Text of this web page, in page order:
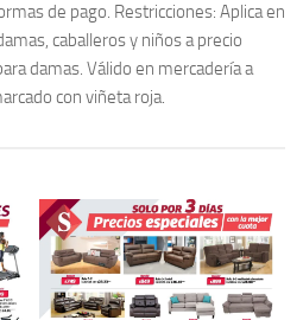
de pago. Restricciones: Aplica en
caballeros y niños a precio
damas. Válido en mercadería a
con viñeta roja.